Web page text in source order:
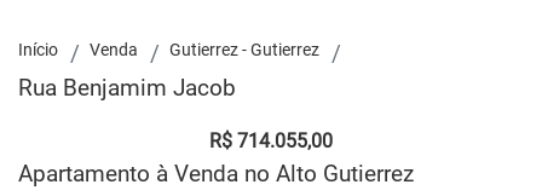
Início Venda Gutierrez - Gutierrez
Rua Benjamim Jacob
R$ 714.055,00
Apartamento à Venda no Alto Gutierrez